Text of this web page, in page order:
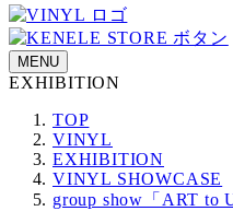
MENU
EXHIBITION
TOP
VINYL
EXHIBITION
VINYL SHOWCASE
group show「ART to